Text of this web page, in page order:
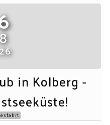
in Kolberg -